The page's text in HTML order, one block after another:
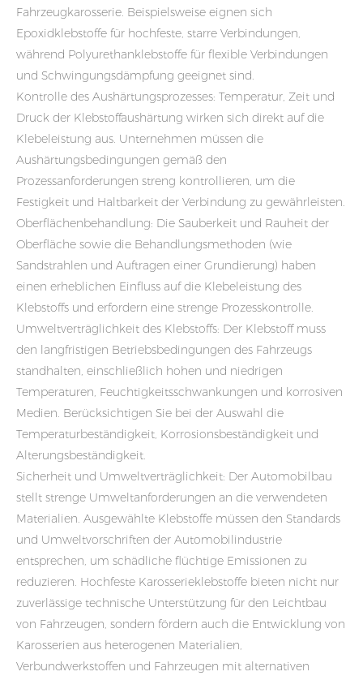
Fahrzeugkarosserie. Beispielsweise eignen sich
Epoxidklebstoffe für hochfeste, starre Verbindungen,
während Polyurethanklebstoffe für flexible Verbindungen
und Schwingungsdämpfung geeignet sind.
Kontrolle des Aushärtungsprozesses: Temperatur, Zeit und
Druck der Klebstoffaushärtung wirken sich direkt auf die
Klebeleistung aus. Unternehmen müssen die
Aushärtungsbedingungen gemäß den
Prozessanforderungen streng kontrollieren, um die
Festigkeit und Haltbarkeit der Verbindung zu gewährleisten.
Oberflächenbehandlung: Die Sauberkeit und Rauheit der
Oberfläche sowie die Behandlungsmethoden (wie
Sandstrahlen und Auftragen einer Grundierung) haben
einen erheblichen Einfluss auf die Klebeleistung des
Klebstoffs und erfordern eine strenge Prozesskontrolle.
Umweltverträglichkeit des Klebstoffs: Der Klebstoff muss
den langfristigen Betriebsbedingungen des Fahrzeugs
standhalten, einschließlich hohen und niedrigen
Temperaturen, Feuchtigkeitsschwankungen und korrosiven
Medien. Berücksichtigen Sie bei der Auswahl die
Temperaturbeständigkeit, Korrosionsbeständigkeit und
Alterungsbeständigkeit.
Sicherheit und Umweltverträglichkeit: Der Automobilbau
stellt strenge Umweltanforderungen an die verwendeten
Materialien. Ausgewählte Klebstoffe müssen den Standards
und Umweltvorschriften der Automobilindustrie
entsprechen, um schädliche flüchtige Emissionen zu
reduzieren. Hochfeste Karosserieklebstoffe bieten nicht nur
zuverlässige technische Unterstützung für den Leichtbau
von Fahrzeugen, sondern fördern auch die Entwicklung von
Karosserien aus heterogenen Materialien,
Verbundwerkstoffen und Fahrzeugen mit alternativen